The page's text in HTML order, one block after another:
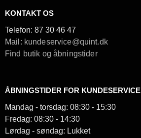
KONTAKT OS
Telefon: 87 30 46 47
Mail: kundeservice@quint.dk
Find butik og åbningstider
ÅBNINGSTIDER FOR KUNDESERVICE
Mandag - torsdag: 08:30 - 15:30
Fredag: 08:30 - 14:30
Lørdag - søndag: Lukket